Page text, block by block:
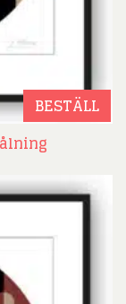
BESTÄLL